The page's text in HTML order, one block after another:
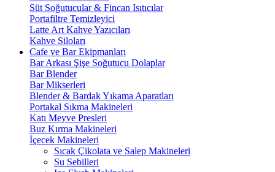
Süt Soğutucular & Fincan Isıtıcılar
Portafiltre Temizleyici
Latte Art Kahve Yazıcıları
Kahve Siloları
Cafe ve Bar Ekipmanları
Bar Arkası Şişe Soğutucu Dolaplar
Bar Blender
Bar Mikserleri
Blender & Bardak Yıkama Aparatları
Portakal Sıkma Makineleri
Katı Meyve Presleri
Buz Kırma Makineleri
İçecek Makineleri
Sıcak Çikolata ve Salep Makineleri
Su Sebilleri